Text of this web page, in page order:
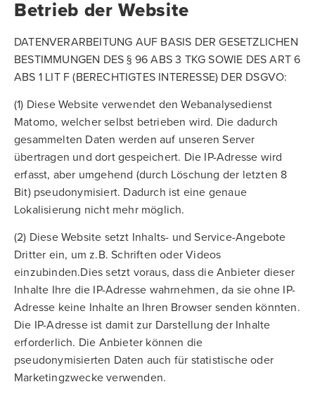
Betrieb der Website
DATENVERARBEITUNG AUF BASIS DER GESETZLICHEN
BESTIMMUNGEN DES § 96 ABS 3 TKG SOWIE DES ART 6
ABS 1 LIT F (BERECHTIGTES INTERESSE) DER DSGVO:
(1) Diese Website verwendet den Webanalysedienst
Matomo, welcher selbst betrieben wird. Die dadurch
gesammelten Daten werden auf unseren Server
übertragen und dort gespeichert. Die IP-Adresse wird
erfasst, aber umgehend (durch Löschung der letzten 8
Bit) pseudonymisiert. Dadurch ist eine genaue
Lokalisierung nicht mehr möglich.
(2) Diese Website setzt Inhalts- und Service-Angebote
Dritter ein, um z.B. Schriften oder Videos
einzubinden.Dies setzt voraus, dass die Anbieter dieser
Inhalte Ihre die IP-Adresse wahrnehmen, da sie ohne IP-
Adresse keine Inhalte an Ihren Browser senden könnten.
Die IP-Adresse ist damit zur Darstellung der Inhalte
erforderlich. Die Anbieter können die
pseudonymisierten Daten auch für statistische oder
Marketingzwecke verwenden.